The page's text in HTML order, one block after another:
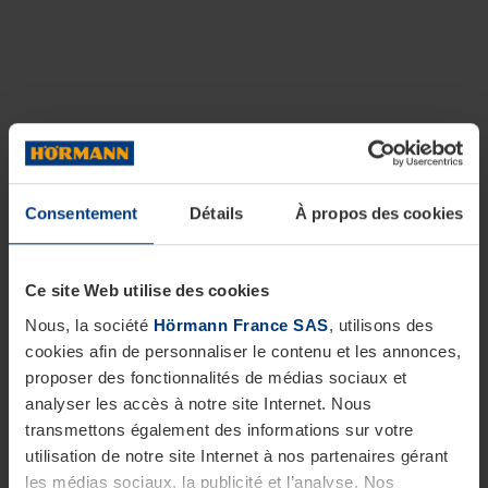
Consentement Détails À propos des cookies
Ce site Web utilise des cookies
Nous, la société Hörmann France SAS, utilisons des
cookies afin de personnaliser le contenu et les annonces,
proposer des fonctionnalités de médias sociaux et
analyser les accès à notre site Internet. Nous
transmettons également des informations sur votre
utilisation de notre site Internet à nos partenaires gérant
les médias sociaux, la publicité et l’analyse. Nos